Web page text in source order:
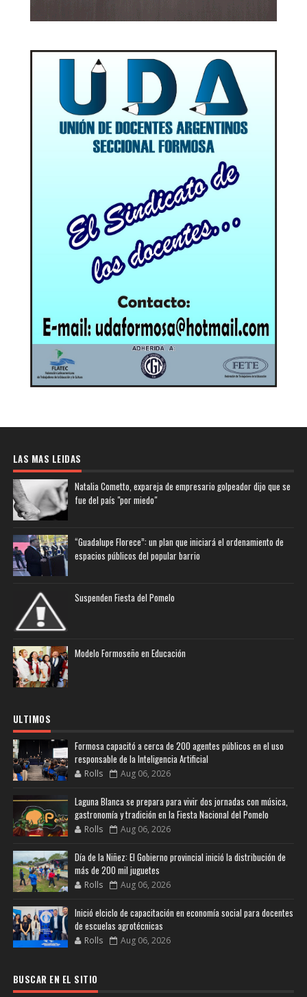
LAS MAS LEIDAS
Natalia Cometto, expareja de empresario golpeador dijo que se
fue del país "por miedo"
“Guadalupe Florece”: un plan que iniciará el ordenamiento de
espacios públicos del popular barrio
Suspenden Fiesta del Pomelo
Modelo Formoseño en Educación
ULTIMOS
Formosa capacitó a cerca de 200 agentes públicos en el uso
responsable de la Inteligencia Artificial
Rolls Aug 06, 2026
Laguna Blanca se prepara para vivir dos jornadas con música,
gastronomía y tradición en la Fiesta Nacional del Pomelo
Rolls Aug 06, 2026
Día de la Niñez: El Gobierno provincial inició la distribución de
más de 200 mil juguetes
Rolls Aug 06, 2026
Inició elciclo de capacitación en economía social para docentes
de escuelas agrotécnicas
Rolls Aug 06, 2026
BUSCAR EN EL SITIO